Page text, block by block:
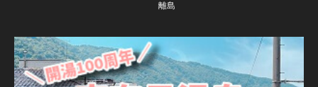
離島